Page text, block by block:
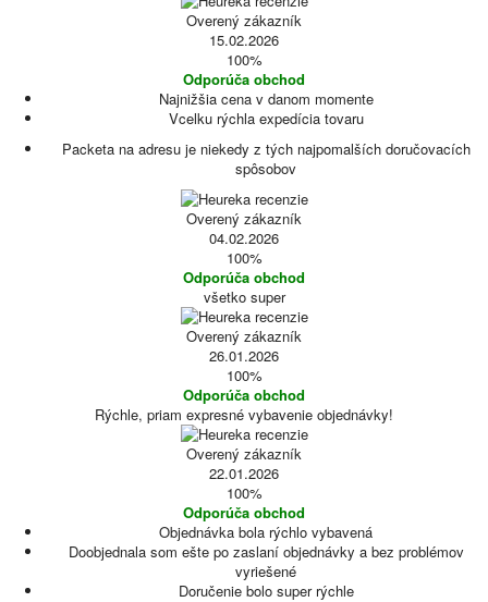
Overený zákazník
15.02.2026
100%
Odporúča obchod
Najnižšia cena v danom momente
Vcelku rýchla expedícia tovaru
Packeta na adresu je niekedy z tých najpomalších doručovacích
spôsobov
Overený zákazník
04.02.2026
100%
Odporúča obchod
všetko super
Overený zákazník
26.01.2026
100%
Odporúča obchod
Rýchle, priam expresné vybavenie objednávky!
Overený zákazník
22.01.2026
100%
Odporúča obchod
Objednávka bola rýchlo vybavená
Doobjednala som ešte po zaslaní objednávky a bez problémov
vyriešené
Doručenie bolo super rýchle